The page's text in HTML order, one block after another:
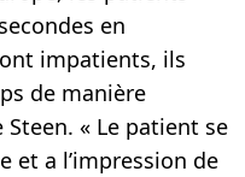
en
impatients, ils
de manière
« Le patient se
et a l’impression de